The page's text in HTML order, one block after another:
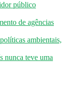
público
de agências
ambientais,
nunca teve uma